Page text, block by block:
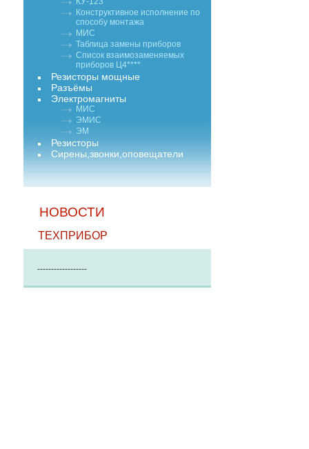
Конструктивное исполнение по
способу монтажа
МИС
Таблица замены приборов
Список взаимозаменяемых
приборов Ц4****
Резисторы мощные
Разъёмы
Электромагниты
МИС
ЭМИС
ЭМ
Резисторы
Сирены,звонки,оповещатели
НОВОСТИ
ТЕХПРИБОР
------------------